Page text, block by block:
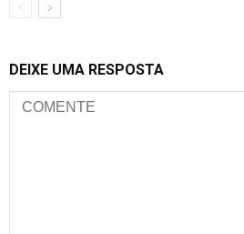
DEIXE UMA RESPOSTA